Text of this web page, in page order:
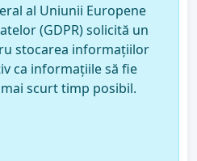
al Uniunii Europene
(GDPR) solicită un
stocarea informațiilor
ca informațiile să fie
scurt timp posibil.